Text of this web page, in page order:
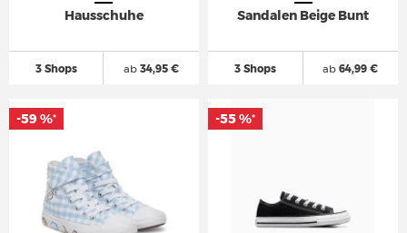
Hausschuhe
3 Shops ab34,95 €
Sandalen Beige Bunt
3 Shops ab 64,99 €
-59 %* -55 %*